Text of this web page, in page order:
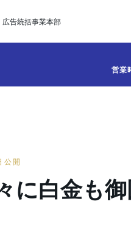
広告統括事業本部
営業
開
に白金も